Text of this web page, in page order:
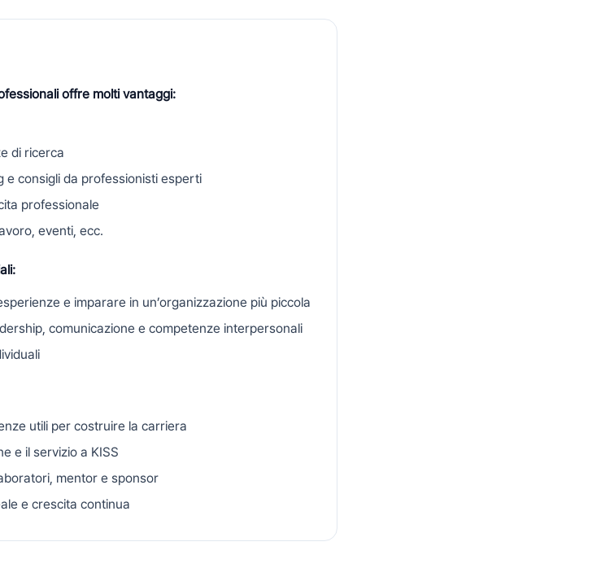
offre molti vantaggi:
di ricerca
consigli da professionisti esperti
professionale
eventi, ecc.
e imparare in un’organizzazione più piccola
comunicazione e competenze interpersonali
utili per costruire la carriera
e il servizio a KISS
mentor e sponsor
e crescita continua